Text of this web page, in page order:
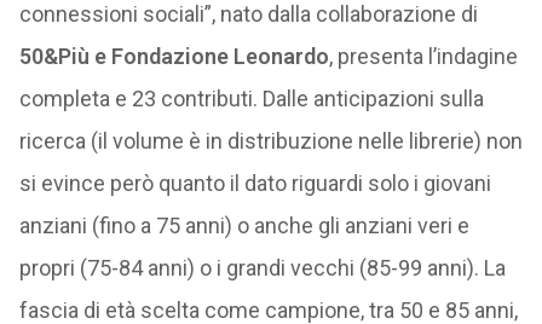
connessioni sociali”, nato dalla collaborazione di
50&Più e Fondazione Leonardo, presenta l’indagine
completa e 23 contributi. Dalle anticipazioni sulla
ricerca (il volume è in distribuzione nelle librerie) non
si evince però quanto il dato riguardi solo i giovani
anziani (fino a 75 anni) o anche gli anziani veri e
propri (75-84 anni) o i grandi vecchi (85-99 anni). La
fascia di età scelta come campione, tra 50 e 85 anni,